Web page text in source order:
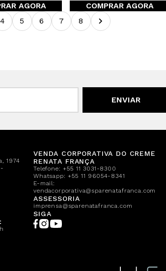
AGORA
COMPRAR AGORA
4 5 6 7 8
ENVIAR
1974
VENDA CORPORATIVA DO CREME
RENATA FRANÇA
Telefone:+55 11 3031-8300
Whatsapp:+55 11 96054-8341
E-mail:
vendacorporativa@sparenatafranca.com
ASSESSORIA
imprensa@sparenatafranca.com
SIGA